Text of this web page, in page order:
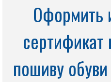
Оформить
сертификат
пошиву